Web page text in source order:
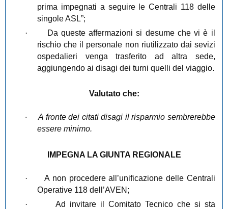
prima impegnati a seguire le Centrali 118 delle
singole ASL”;
·
Da queste affermazioni si desume che vi è il
rischio che il personale non riutilizzato dai sevizi
ospedalieri venga trasferito ad altra sede,
aggiungendo ai disagi dei turni quelli del viaggio.
Valutato che:
·
A fronte dei citati disagi il risparmio sembrerebbe
essere minimo.
IMPEGNA LA GIUNTA REGIONALE
·
A non procedere all’unificazione delle Centrali
Operative 118 dell’AVEN;
·
Ad invitare il Comitato Tecnico che si sta